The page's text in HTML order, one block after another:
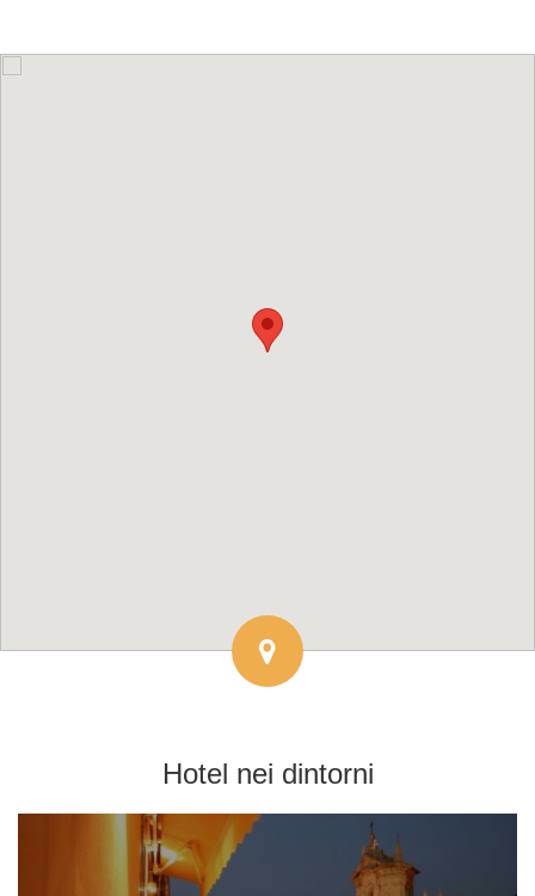
Hotel nei dintorni